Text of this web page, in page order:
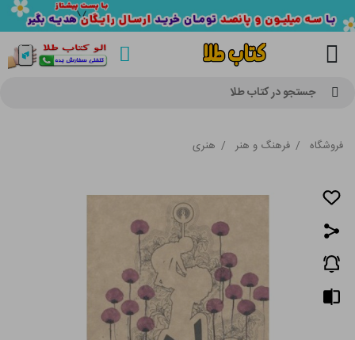
جستجو در کتاب طلا
فروشگاه / فرهنگ و هنر / هنری